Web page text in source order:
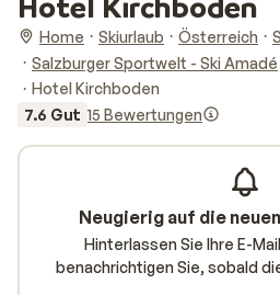
Home Skiurlaub Österreich
Salzburger Sportwelt - Ski Amadé
Hotel Kirchboden
7.6 Gut 15 Bewertungen
Neugierig auf die
Hinterlassen Sie Ihre E-
benachrichtigen Sie, sobald